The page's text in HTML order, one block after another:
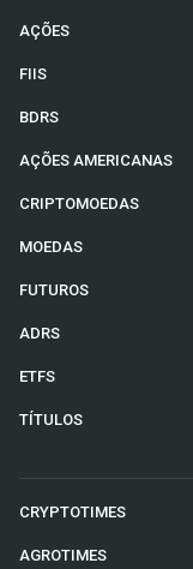
AÇÕES
FIIS
BDRS
AÇÕES AMERICANAS
CRIPTOMOEDAS
MOEDAS
FUTUROS
ADRS
ETFS
TÍTULOS
CRYPTOTIMES
AGROTIMES